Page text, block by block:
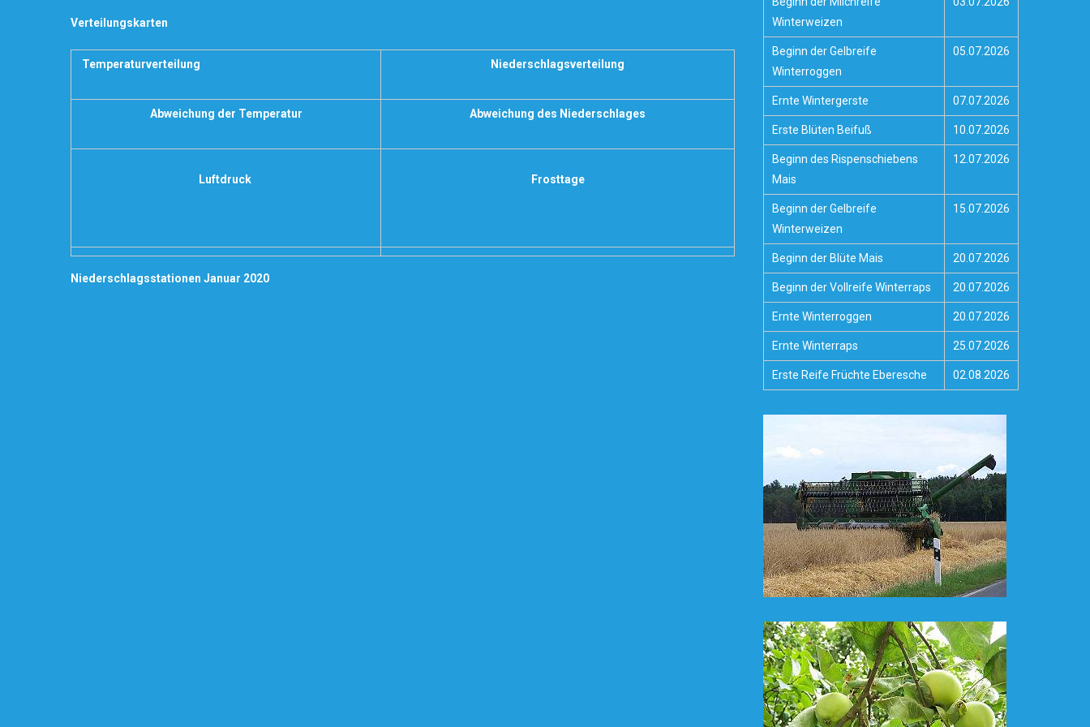
Verteilungskarten
Temperaturverteilung Niederschlagsverteilung
Abweichung der Temperatur Abweichung des Niederschlages
Luftdruck Frosttage
Niederschlagsstationen Januar 2020
Winterweizen
Beginn der Gelbreife
Winterroggen
05.07.2026
Ernte Wintergerste 07.07.2026
Erste Blüten Beifuß 10.07.2026
Beginn des Rispenschiebens
Mais
12.07.2026
Beginn der Gelbreife
Winterweizen
15.07.2026
Beginn der Blüte Mais 20.07.2026
Beginn der Vollreife Winterraps 20.07.2026
Ernte Winterroggen 20.07.2026
Ernte Winterraps 25.07.2026
Erste Reife Früchte Eberesche 02.08.2026